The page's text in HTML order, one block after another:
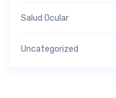
Salud Ocular
Uncategorized